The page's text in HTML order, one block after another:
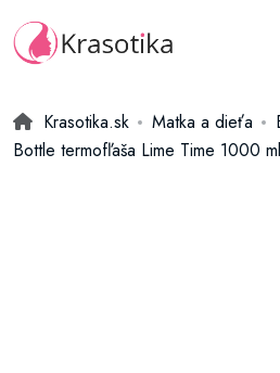
Krasotika.sk Matka a dieťa
Bottle termofľaša Lime Time 1000